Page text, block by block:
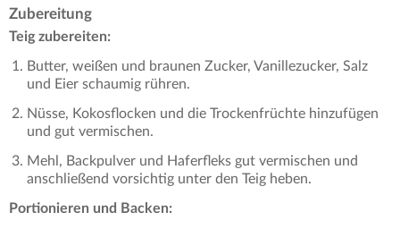
Zubereitung
Teig zubereiten:
Butter, weißen und braunen Zucker, Vanillezucker, Salz
und Eier schaumig rühren.
Nüsse, Kokosflocken und die Trockenfrüchte hinzufügen
und gut vermischen.
Mehl, Backpulver und Haferfleks gut vermischen und
anschließend vorsichtig unter den Teig heben.
Portionieren und Backen: